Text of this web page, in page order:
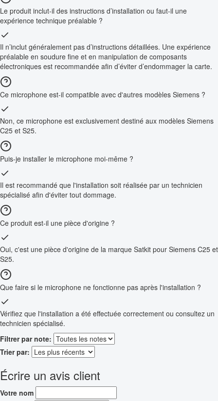
Le produit inclut-il des instructions d’installation ou faut-il une
expérience technique préalable ?
Il n’inclut généralement pas d’instructions détaillées. Une expérience
préalable en soudure fine et en manipulation de composants
électroniques est recommandée afin d’éviter d’endommager la carte.
Ce microphone est-il compatible avec d'autres modèles Siemens ?
Non, ce microphone est exclusivement destiné aux modèles Siemens
C25 et S25.
Puis-je installer le microphone moi-même ?
Il est recommandé que l'installation soit réalisée par un technicien
spécialisé afin d'éviter tout dommage.
Ce produit est-il une pièce d'origine ?
Oui, c'est une pièce d'origine de la marque Satkit pour Siemens C25 et
S25.
Que faire si le microphone ne fonctionne pas après l'installation ?
Vérifiez que l'installation a été effectuée correctement ou consultez un
technicien spécialisé.
Filtrer par note:
Trier par:
Écrire un avis client
Votre nom